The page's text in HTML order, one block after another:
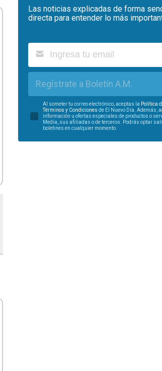
Las noticias explicadas de forma
directa para entender lo más
Regístrate a Boletín A.M.
Al someter tu correo electrónico, aceptas la Política
Términos y Condiciones de El Nuevo Día. Además,
información u ofertas especiales de productos o
Media, sus afiliadas o de terceros. Podrás optar
boletines en cualquier momento.